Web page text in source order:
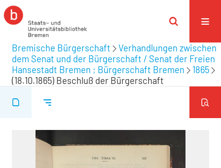
Bremische Bürgerschaft
Verhandlungen zwischen
dem Senat und der Bürgerschaft / Senat der Freien
Hansestadt Bremen ; Bürgerschaft Bremen
1865
(18.10.1865) Beschluß der Bürgerschaft